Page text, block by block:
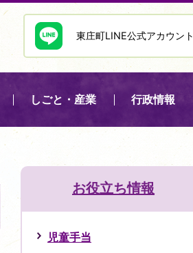
東庄町LINE公式アカウント
しごと・産業 行政情報
お役立ち情報
児童手当